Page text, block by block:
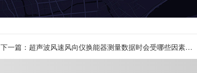
下一篇：超声波风速风向仪换能器测量数据时会受哪些因素影